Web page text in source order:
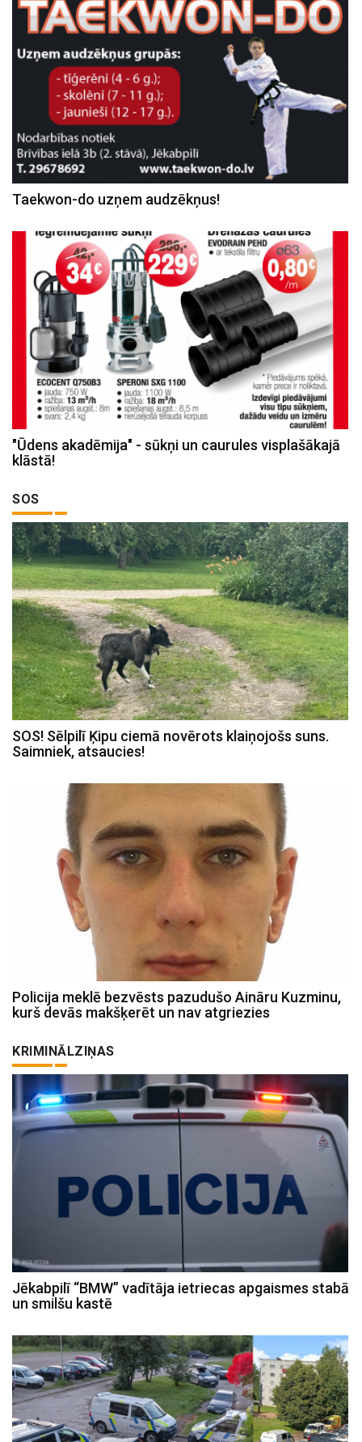
Taekwon-do uzņem audzēkņus!
"Ūdens akadēmija" - sūkņi un caurules visplašākajā
klāstā!
SOS
SOS! Sēlpilī Ķipu ciemā novērots klaiņojošs suns.
Saimniek, atsaucies!
Policija meklē bezvēsts pazudušo Aināru Kuzminu,
kurš devās makšķerēt un nav atgriezies
KRIMINĀLZIŅAS
Jēkabpilī “BMW” vadītāja ietriecas apgaismes stabā
un smilšu kastē